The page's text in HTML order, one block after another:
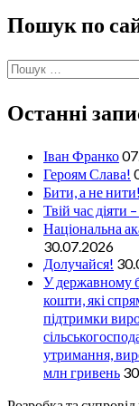
Пошук по
Пошук:
Останні
Іван Франко
Героям Слава!
Бити, а не нити!
Твій час діяти
Національна
30.07.2026
Долучайся!
У державному
кошти, які
підтримки
утримання,
млн гривень